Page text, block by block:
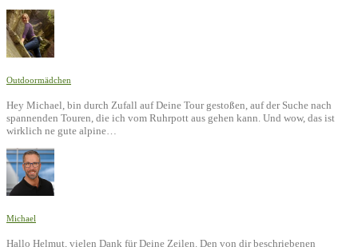
Outdoormädchen
Hey Michael, bin durch Zufall auf Deine Tour gestoßen, auf der Suche nach
spannenden Touren, die ich vom Ruhrpott aus gehen kann. Und wow, das ist
wirklich ne gute alpine…
Michael
Hallo Helmut, vielen Dank für Deine Zeilen. Den von dir beschriebenen